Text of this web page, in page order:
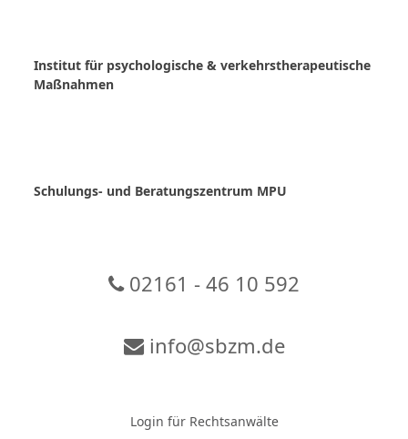
Institut für psychologische & verkehrstherapeutische
Maßnahmen
Schulungs- und Beratungszentrum MPU
02161 - 46 10 592
info@sbzm.de
Login für Rechtsanwälte